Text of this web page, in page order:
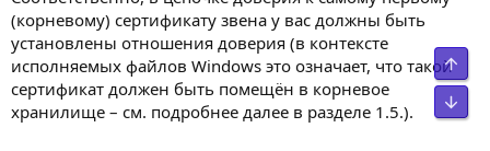
(корневому) сертификату звена у вас должны быть
установлены отношения доверия (в контексте
исполняемых файлов Windows это означает, что такой
сертификат должен быть помещён в корневое
хранилище – см. подробнее далее в разделе 1.5.).